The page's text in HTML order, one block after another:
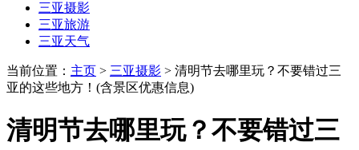
三亚摄影
三亚旅游
三亚天气
当前位置： 主页 > 三亚摄影 > 清明节去哪里玩？不要错过三
亚的这些地方！(含景区优惠信息)
清明节去哪里玩？不要错过三